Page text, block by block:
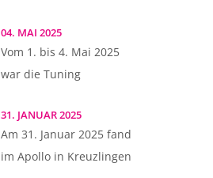
04. MAI 2025
Vom 1. bis 4. Mai 2025
war die Tuning
31. JANUAR 2025
Am 31. Januar 2025 fand
im Apollo in Kreuzlingen